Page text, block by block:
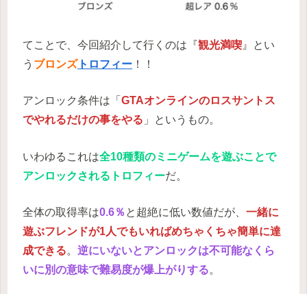
てことで、今回紹介して行くのは『観光満喫 』とい
う ブロンズトロフィー ！！
アンロック条件は「 GTAオンラインのロスサントス
でやれるだけの事をやる 」というもの。
いわゆるこれは全10種類のミニゲームを遊ぶことで
アンロックされるトロフィーだ。
全体の取得率は0.6％ と超絶に低い数値だが、 一緒に
遊ぶフレンドが1人でもいればめちゃくちゃ簡単に達
成できる。 逆にいないとアンロックは不可能なくら
いに別の意味で難易度が爆上がりする。